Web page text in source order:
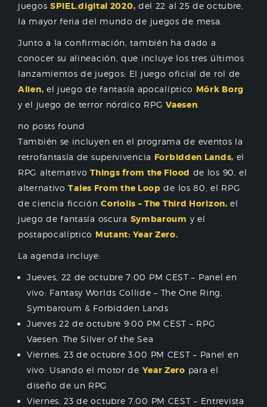
juegos SPIEL.digital 2020, del 22 al 25 de octubre,
la mayor feria del mundo de juegos de mesa.
Junto a la confirmación, también ha dado a
conocer su alineación, que incluye los tres últimos
lanzamientos de juegos: El juego oficial de rol de
Alien, el juego de fantasía apocalíptico Mörk Borg
y el juego de terror nórdico RPGVaesen
no posts found
También se incluyen en el programa de eventos la
retrofantasía de supervivencia Forbidden Lands, el
RPG alternativoThings from the Flood de los 90, el
alternativoTales From the Loop de los 80, el RPG
de ciencia ficciónCoriolis – The Third Horizon, el
juego de fantasía oscura Symbaroum y el
postapocalíptico Mutant: Year Zero.
La agenda incluye:
Jueves, 22 de octubre 7:00 PM CEST – Panel en
vivo: Fantasy Worlds Collide – The One Ring,
Symbaroum & Forbidden Lands
Jueves 22 de octubre 9:00 PM CEST – RPG
Vaesen: The Silver of the Sea
Viernes, 23 de octubre 3:00 PM CEST – Panel en
vivo: Usando el motor de Year Zero para el
diseño de un RPG
Viernes, 23 de octubre 7:00 PM CEST – Entrevista